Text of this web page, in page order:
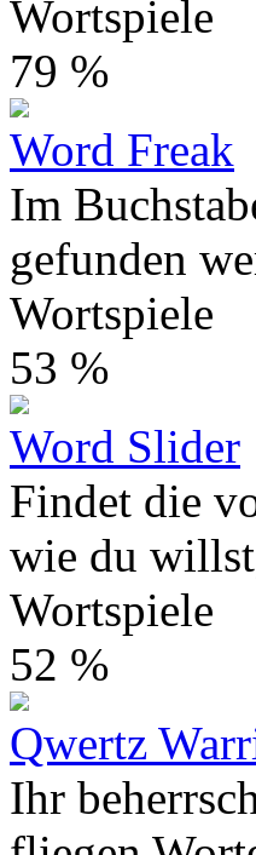
Wortspiele
79 %
Word Freak
Im
gefunden
Wortspiele
53 %
Word Slider
Findet die
wie du
Wortspiele
52 %
Qwertz
Ihr